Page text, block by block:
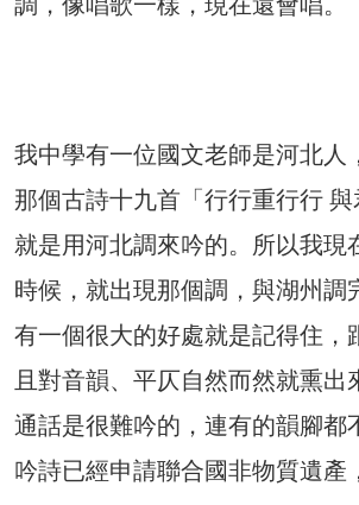
我中學有一位國文老師是河北人
那個古詩十九首「行行重行行 與
就是用河北調來吟的。所以我現
時候，就出現那個調，與湖州調
有一個很大的好處就是記得住，
且對音韻、平仄自然而然就熏出
通話是很難吟的，連有的韻腳都
吟詩已經申請聯合國非物質遺產